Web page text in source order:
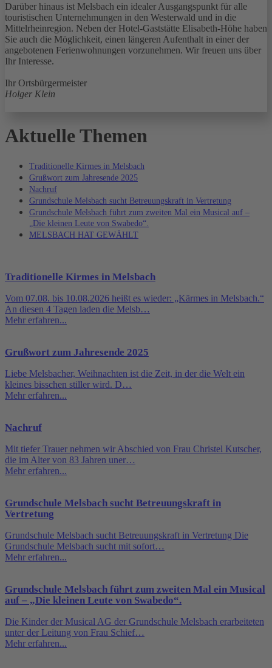
Darüber hinaus ist Melsbach ein idealer Ausgangspunkt für alle
touristischen Unternehmungen in den Westerwald und in die
Mittelrheinregion. Neben der Hotel-Gaststätte Elisabeth-Höhe haben
Sie auch die Möglichkeit, einen längeren Aufenthalt in einer der
angebotenen Ferienwohnungen vorzunehmen. Wir freuen uns über
Ihr Interesse.
Ihr Ortsbürgermeister
Holger Klein
Aktuelle Themen
Traditionelle Kirmes in Melsbach
Grußwort zum Jahresende 2025
Nachruf
Grundschule Melsbach sucht Betreuungskraft in Vertretung
Grundschule Melsbach führt zum zweiten Mal ein Musical auf –
„Die kleinen Leute von Swabedo“.
MELSBACH HAT GEWÄHLT
Traditionelle Kirmes in Melsbach
Vom 07.08. bis 10.08.2026 heißt es wieder: „Kärmes in Melsbach.“
An diesen 4 Tagen laden die Melsb…
Mehr erfahren...
Grußwort zum Jahresende 2025
Liebe Melsbacher, Weihnachten ist die Zeit, in der die Welt ein
kleines bisschen stiller wird. D…
Mehr erfahren...
Nachruf
Mit tiefer Trauer nehmen wir Abschied von Frau Christel Kutscher,
die im Alter von 83 Jahren uner…
Mehr erfahren...
Grundschule Melsbach sucht Betreuungskraft in
Vertretung
Grundschule Melsbach sucht Betreuungskraft in Vertretung Die
Grundschule Melsbach sucht mit sofort…
Mehr erfahren...
Grundschule Melsbach führt zum zweiten Mal ein Musical
auf – „Die kleinen Leute von Swabedo“.
Die Kinder der Musical AG der Grundschule Melsbach erarbeiteten
unter der Leitung von Frau Schief…
Mehr erfahren...